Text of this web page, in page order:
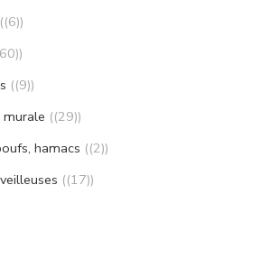
(6)
(9)
(29)
hamacs
(2)
(17)